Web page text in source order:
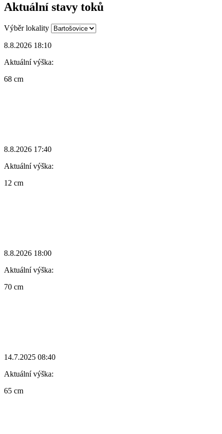
Aktuální stavy toků
Výběr lokality
8.8.2026 18:10
Aktuální výška:
68 cm
8.8.2026 17:40
Aktuální výška:
12 cm
8.8.2026 18:00
Aktuální výška:
70 cm
14.7.2025 08:40
Aktuální výška:
65 cm